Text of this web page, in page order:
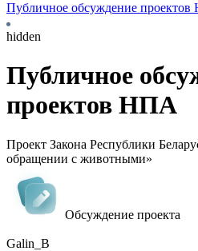
Публичное обсуждение
hidden
Публичное
проектов НПА
Проект Закона Республики
обращении с животными»
Обсуждение проекта
Galin_B